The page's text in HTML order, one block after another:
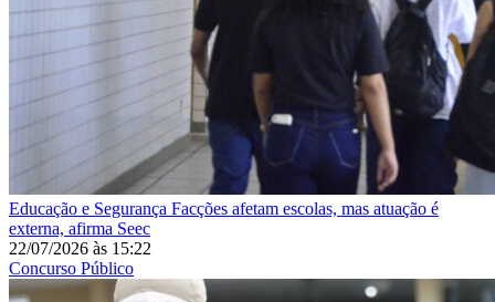
Educação e Segurança Facções afetam escolas, mas atuação é
externa, afirma Seec
22/07/2026 às 15:22
Concurso Público